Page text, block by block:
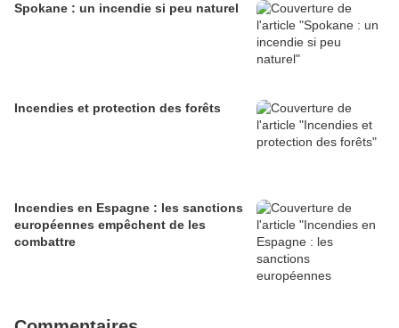
Spokane : un incendie si peu naturel
Incendies et protection des forêts
Incendies en Espagne : les sanctions
européennes empêchent de les
combattre